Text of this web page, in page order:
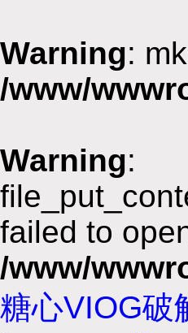
Warning:
/www/
Warning:
failed to
/www/
糖心VIOG破